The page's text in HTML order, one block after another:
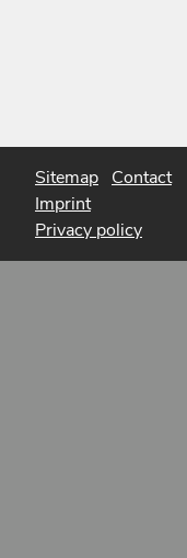
Sitemap Contact
Imprint
Privacy policy